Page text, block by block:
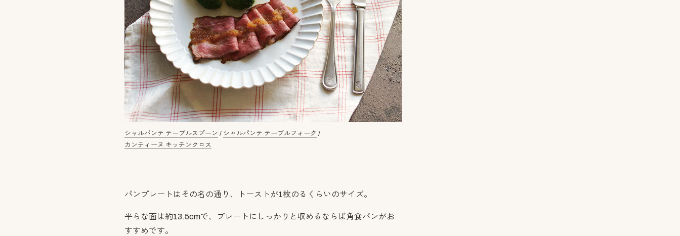
シャルパンテ テーブルスプーン / シャルパンテ テーブルフォーク /
カンティーヌ キッチンクロス
パンプレートはその名の通り、トーストが1枚のるくらいのサイズ。
平らな面は約13.5cmで、プレートにしっかりと収めるならば角食パンがお
すすめです。